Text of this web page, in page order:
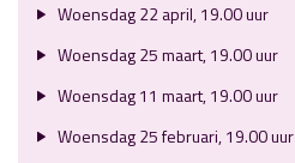
Woensdag 22 april, 19.00 uur
Woensdag 25 maart, 19.00 uur
Woensdag 11 maart, 19.00 uur
Woensdag 25 februari, 19.00 uur